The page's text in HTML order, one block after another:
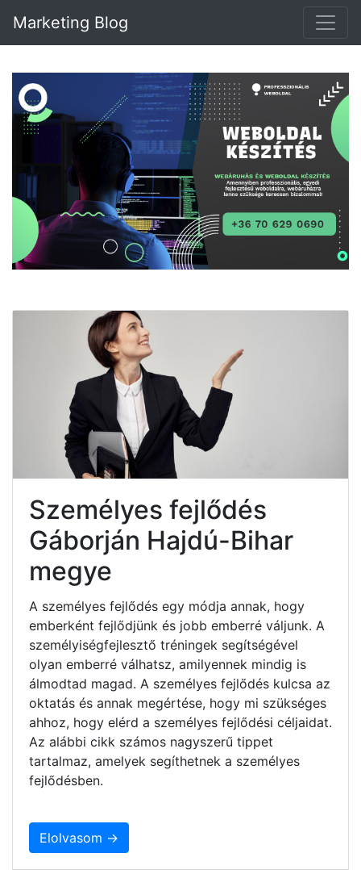
Marketing Blog
Személyes fejlődés
Gáborján Hajdú-Bihar
megye
A személyes fejlődés egy módja annak, hogy
emberként fejlődjünk és jobb emberré váljunk. A
személyiségfejlesztő tréningek segítségével
olyan emberré válhatsz, amilyennek mindig is
álmodtad magad. A személyes fejlődés kulcsa az
oktatás és annak megértése, hogy mi szükséges
ahhoz, hogy elérd a személyes fejlődési céljaidat.
Az alábbi cikk számos nagyszerű tippet
tartalmaz, amelyek segíthetnek a személyes
fejlődésben.
Elolvasom →